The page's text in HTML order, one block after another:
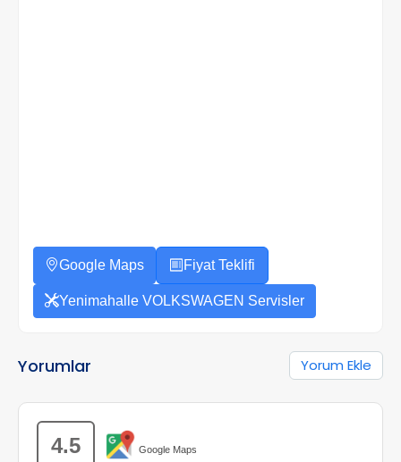
Google Maps Fiyat Teklifi
Yenimahalle VOLKSWAGEN Servisler
Yorumlar Yorum Ekle
4.5 Google Maps